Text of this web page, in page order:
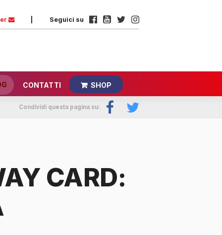
Seguici su
CONTATTI SHOP
Condividi questa pagina su:
CARD: